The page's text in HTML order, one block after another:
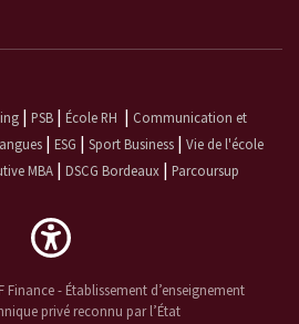
| PSB| École RH | Communication et
| ESG | Sport Business | Vie de l'école
MBA | DSCG Bordeaux | Parcoursup
Finance - Établissement d’enseignement
privé reconnu par l’État